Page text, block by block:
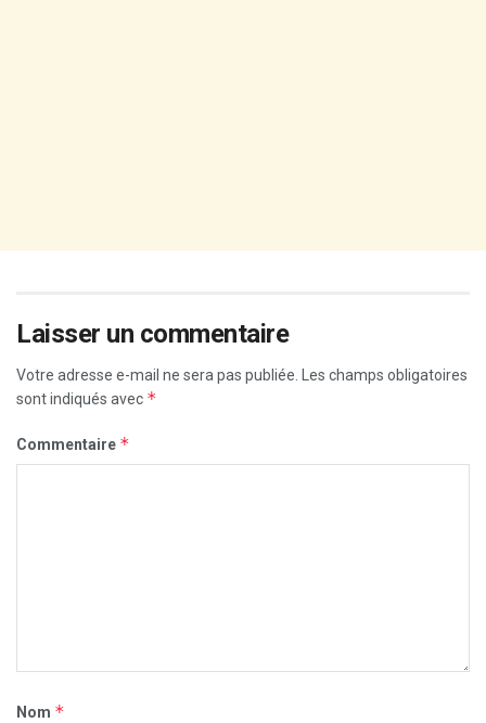
Laisser un commentaire
Votre adresse e-mail ne sera pas publiée. Les champs obligatoires
sont indiqués avec *
Commentaire *
Nom *